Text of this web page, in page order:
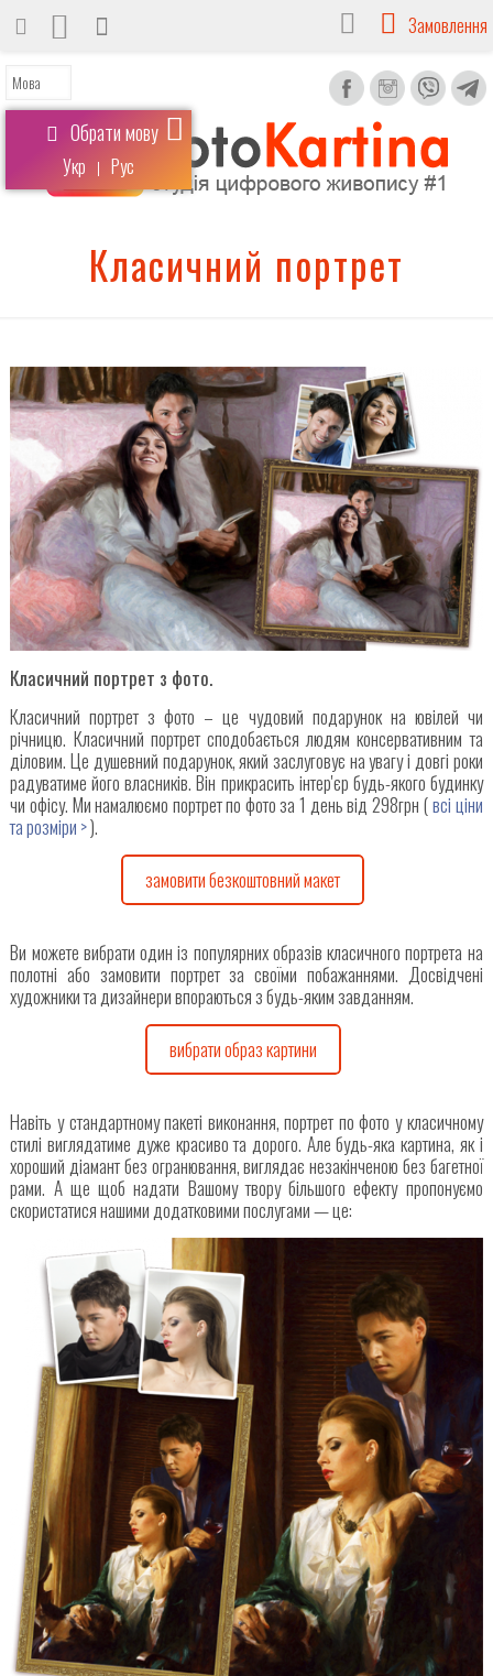
Обрати мову
Укр | Рус
Замовлення
Класичний портрет
Класичний портрет з фото.
Класичний портрет з фото – це чудовий подарунок на ювілей чи
річницю. Класичний портрет сподобається людям консервативним та
діловим. Це душевний подарунок, який заслуговує на увагу і довгі роки
радуватиме його власників. Він прикрасить інтер'єр будь-якого будинку
чи офісу. Ми намалюємо портрет по фото за 1 день від 298грн (всі ціни
та розміри >).
замовити безкоштовний макет
Ви можете вибрати один із популярних образів класичного портрета на
полотні або замовити портрет за своїми побажаннями. Досвідчені
художники та дизайнери впораються з будь-яким завданням.
вибрати образ картини
Навіть у стандартному пакеті виконання, портрет по фото у класичному
стилі виглядатиме дуже красиво та дорого. Але будь-яка картина, як і
хороший діамант без огранювання, виглядає незакінченою без багетної
рами. А ще щоб надати Вашому твору більшого ефекту пропонуємо
скористатися нашими додатковими послугами — це: